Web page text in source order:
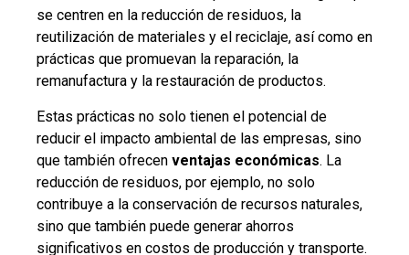
se centren en la reducción de residuos, la
reutilización de materiales y el reciclaje, así como en
prácticas que promuevan la reparación, la
remanufactura y la restauración de productos.
Estas prácticas no solo tienen el potencial de
reducir el impacto ambiental de las empresas, sino
que también ofrecen ventajas económicas. La
reducción de residuos, por ejemplo, no solo
contribuye a la conservación de recursos naturales,
sino que también puede generar ahorros
significativos en costos de producción y transporte.